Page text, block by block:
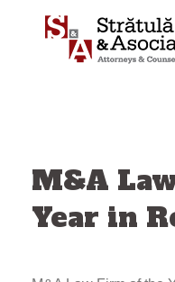
M&A
Year in